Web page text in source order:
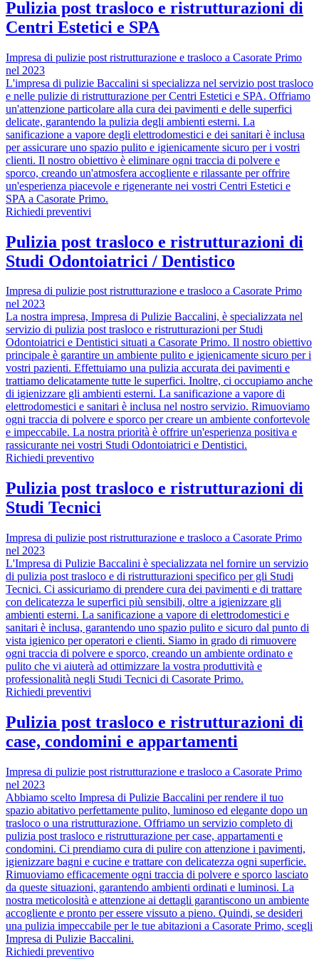
Pulizia post trasloco e ristrutturazioni di
Centri Estetici e SPA
Impresa di pulizie post ristrutturazione e trasloco a Casorate Primo
nel 2023
L'impresa di pulizie Baccalini si specializza nel servizio post trasloco
e nelle pulizie di ristrutturazione per Centri Estetici e SPA. Offriamo
un'attenzione particolare alla cura dei pavimenti e delle superfici
delicate, garantendo la pulizia degli ambienti esterni. La
sanificazione a vapore degli elettrodomestici e dei sanitari è inclusa
per assicurare uno spazio pulito e igienicamente sicuro per i vostri
clienti. Il nostro obiettivo è eliminare ogni traccia di polvere e
sporco, creando un'atmosfera accogliente e rilassante per offrire
un'esperienza piacevole e rigenerante nei vostri Centri Estetici e
SPA a Casorate Primo.
Richiedi preventivi
Pulizia post trasloco e ristrutturazioni di
Studi Odontoiatrici / Dentistico
Impresa di pulizie post ristrutturazione e trasloco a Casorate Primo
nel 2023
La nostra impresa, Impresa di Pulizie Baccalini, è specializzata nel
servizio di pulizia post trasloco e ristrutturazioni per Studi
Odontoiatrici e Dentistici situati a Casorate Primo. Il nostro obiettivo
principale è garantire un ambiente pulito e igienicamente sicuro per i
vostri pazienti. Effettuiamo una pulizia accurata dei pavimenti e
trattiamo delicatamente tutte le superfici. Inoltre, ci occupiamo anche
di igienizzare gli ambienti esterni. La sanificazione a vapore di
elettrodomestici e sanitari è inclusa nel nostro servizio. Rimuoviamo
ogni traccia di polvere e sporco per creare un ambiente confortevole
e impeccabile. La nostra priorità è offrire un'esperienza positiva e
rassicurante nei vostri Studi Odontoiatrici e Dentistici.
Richiedi preventivo
Pulizia post trasloco e ristrutturazioni di
Studi Tecnici
Impresa di pulizie post ristrutturazione e trasloco a Casorate Primo
nel 2023
L'Impresa di Pulizie Baccalini è specializzata nel fornire un servizio
di pulizia post trasloco e di ristrutturazioni specifico per gli Studi
Tecnici. Ci assicuriamo di prendere cura dei pavimenti e di trattare
con delicatezza le superfici più sensibili, oltre a igienizzare gli
ambienti esterni. La sanificazione a vapore di elettrodomestici e
sanitari è inclusa, garantendo uno spazio pulito e sicuro dal punto di
vista igienico per operatori e clienti. Siamo in grado di rimuovere
ogni traccia di polvere e sporco, creando un ambiente ordinato e
pulito che vi aiuterà ad ottimizzare la vostra produttività e
professionalità negli Studi Tecnici di Casorate Primo.
Richiedi preventivi
Pulizia post trasloco e ristrutturazioni di
case, condomini e appartamenti
Impresa di pulizie post ristrutturazione e trasloco a Casorate Primo
nel 2023
Abbiamo scelto Impresa di Pulizie Baccalini per rendere il tuo
spazio abitativo perfettamente pulito, luminoso ed elegante dopo un
trasloco o una ristrutturazione. Offriamo un servizio completo di
pulizia post trasloco e ristrutturazione per case, appartamenti e
condomini. Ci prendiamo cura di pulire con attenzione i pavimenti,
igienizzare bagni e cucine e trattare con delicatezza ogni superficie.
Rimuoviamo efficacemente ogni traccia di polvere e sporco lasciato
da queste situazioni, garantendo ambienti ordinati e luminosi. La
nostra meticolosità e attenzione ai dettagli garantiscono un ambiente
accogliente e pronto per essere vissuto a pieno. Quindi, se desideri
una pulizia impeccabile per le tue abitazioni a Casorate Primo, scegli
Impresa di Pulizie Baccalini.
Richiedi preventivo